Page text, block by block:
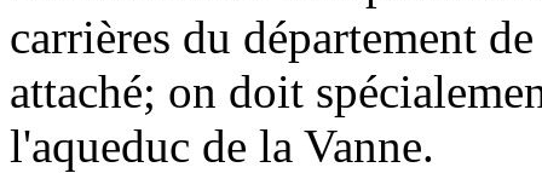
carrières du département
attaché; on doit
l'aqueduc de la Vanne.